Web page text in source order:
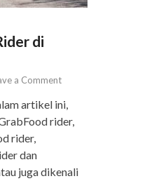
di
a Comment
artikel ini,
rider,
rider,
dan
juga dikenali